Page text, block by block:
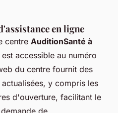
en ligne
centre AuditionSanté à
est accessible au numéro
du centre fournit des
y compris les
d'ouverture, facilitant le